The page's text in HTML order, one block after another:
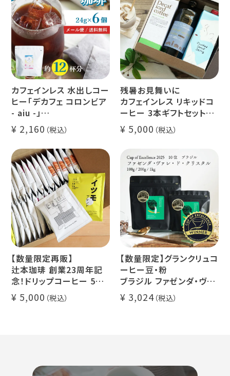
カフェインレス 水出しコー
ヒー「デカフェ コロンビア
- aiu -」
24g×6個（約12杯分）
マウンテンウォータープロ
セス カフェインレスコーヒ
ー豆100%使用 メール便
でお届け
2,160
残暑お見舞いに
カフェインレス リキッドコ
ーヒー 3本ギフトセット
クラッシュド デカフェ ゼリ
ー 1本
デカフェ オレベース【無
糖】1本
デカフェ アイスコーヒー 1
5,000
【数量限定再販】
辻本珈琲 創業23周年記
念！ドリップコーヒー 5種
50杯セット
アニバーサリーブレンド
5,000
【数量限定】グランクリュコ
ーヒー豆・粉
ブラジル ファゼンダ・ヴァ
レ・ド・クリスタル（100g /
200g / 1kg）
3,024